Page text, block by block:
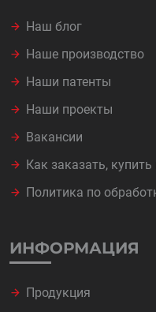
Наш блог
Наше производство
Наши патенты
Наши проекты
Вакансии
Как заказать,
Политика по
ИНФОРМАЦИЯ
Продукция